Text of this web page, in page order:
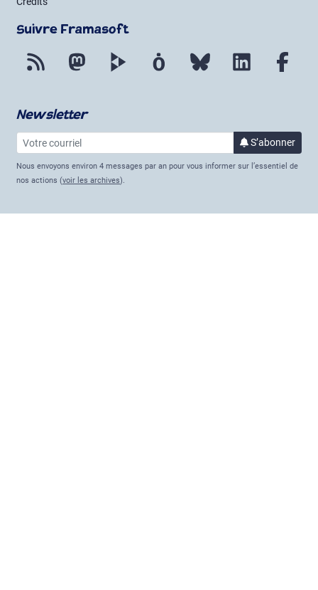
Suivre Framasoft
Flux RSS Mastodon PeerTube Mobilizon Bluesky LinkedIn
Newsletter
Votre courriel S’abonnerà la
Nous envoyons environ 4 messages par an pour vous informer sur l’essentiel de
nos actions (voir les archives).